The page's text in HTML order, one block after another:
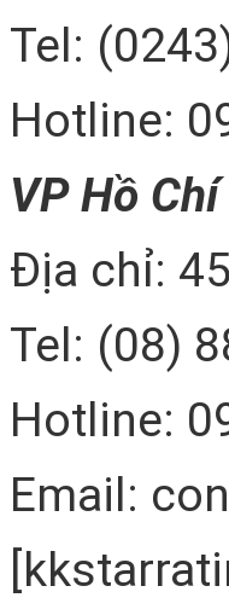
Tel:
Hotline:
VP Hồ
Địa chỉ:
Tel: (08)
Hotline:
Email: